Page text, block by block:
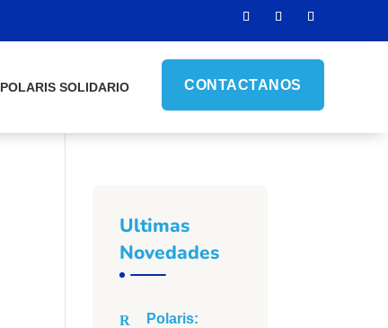
POLARIS SOLIDARIO CONTACTANOS
Ultimas
Novedades
Polaris: